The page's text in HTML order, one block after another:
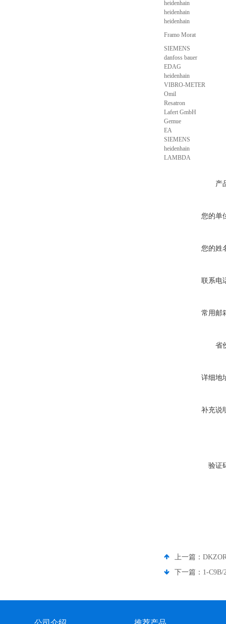
heidenhain
heidenhain
heidenhain
Framo Morat
SIEMENS
danfoss bauer
EDAG
heidenhain
VIBRO-METER
Omil
Resatron
Lafert GmbH
Gemue
EA
SIEMENS
heidenhain
LAMBDA
产
您的单
您的姓
联系电
常用邮
省
详细地
补充说
验证
上一篇：
下一篇： 1-